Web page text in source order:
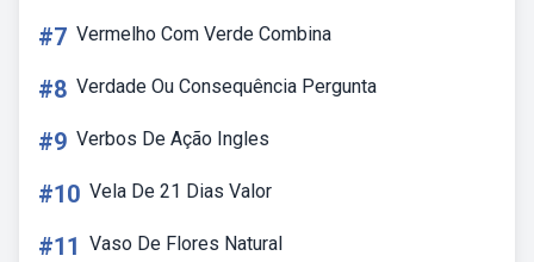
#7 Vermelho Com Verde Combina
#8 Verdade Ou Consequência Pergunta
#9 Verbos De Ação Ingles
#10 Vela De 21 Dias Valor
#11 Vaso De Flores Natural